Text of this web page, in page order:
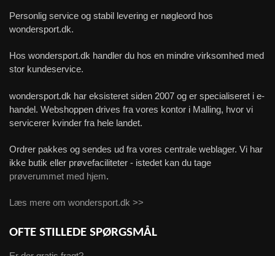
Personlig service og stabil levering er nøgleord hos
wondersport.dk.
Hos wondersport.dk handler du hos en mindre virksomhed med
stor kundeservice.
wondersport.dk har eksisteret siden 2007 og er specialiseret i e-
handel. Webshoppen drives fra vores kontor i Malling, hvor vi
servicerer kvinder fra hele landet.
Ordrer pakkes og sendes ud fra vores centrale weblager. Vi har
ikke butik eller prøvefaciliteter - istedet kan du tage
prøverummet med hjem.
Læs mere om wondersport.dk >>
OFTE STILLEDE SPØRGSMÅL